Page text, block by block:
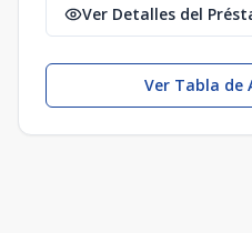
Ver Detalles del
Ver Tabla de